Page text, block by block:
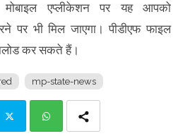
मोबाइल एप्लीकेशन पर यह आपको
पर भी मिल जाएगा। पीडीएफ फाइल
कर सकते हैं।
mp-state-news